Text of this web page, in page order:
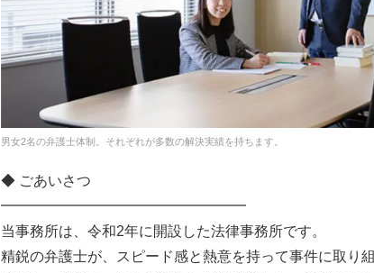
男女2名の弁護士体制。それぞれが多数の解決実績を持ちます。
◆ ごあいさつ
━━━━━━━━━━━━━━━━━
当事務所は、令和2年に開設した法律事務所です。
精鋭の弁護士が、スピード感と熱意を持って事件に取り組